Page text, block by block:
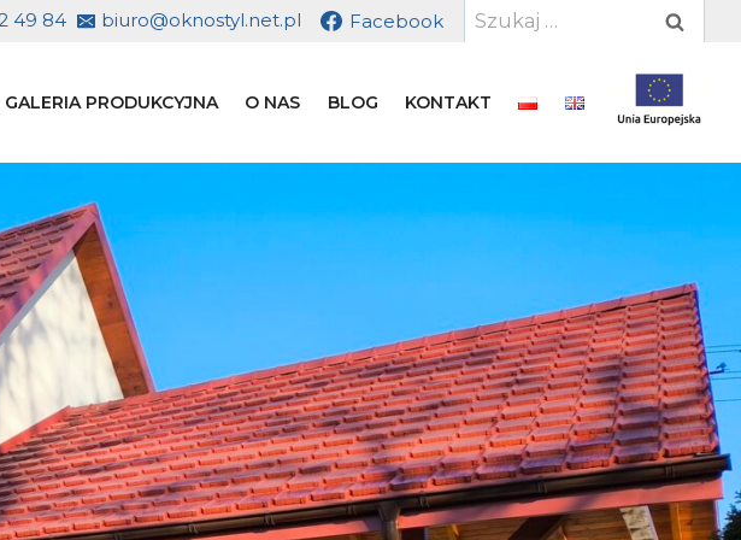
49 84 biuro@oknostyl.net.pl Facebook Szukaj:
GALERIA PRODUKCYJNA O NAS BLOG KONTAKT